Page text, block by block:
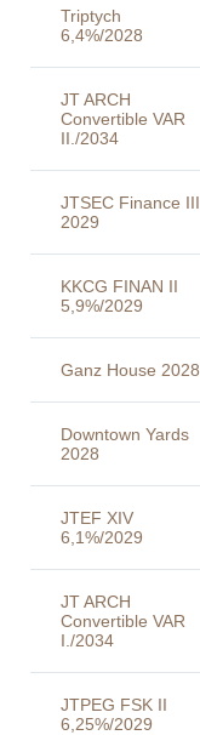
Triptych
6,4%/2028
JT ARCH
Convertible VAR
II./2034
JTSEC Finance III
2029
KKCG FINAN II
5,9%/2029
Ganz House 2028
Downtown Yards
2028
JTEF XIV
6,1%/2029
JT ARCH
Convertible VAR
I./2034
JTPEG FSK II
6,25%/2029